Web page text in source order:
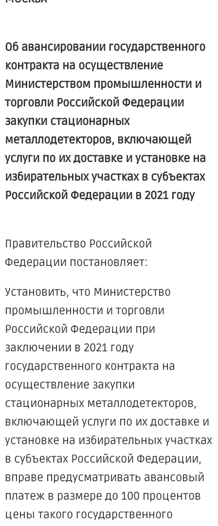
Об авансировании государственного
контракта на осуществление
Министерством промышленности и
торговли Российской Федерации
закупки стационарных
металлодетекторов, включающей
услуги по их доставке и установке на
избирательных участках в субъектах
Российской Федерации в 2021 году
Правительство Российской
Федерации постановляет:
Установить, что Министерство
промышленности и торговли
Российской Федерации при
заключении в 2021 году
государственного контракта на
осуществление закупки
стационарных металлодетекторов,
включающей услуги по их доставке и
установке на избирательных участках
в субъектах Российской Федерации,
вправе предусматривать авансовый
платеж в размере до 100 процентов
цены такого государственного